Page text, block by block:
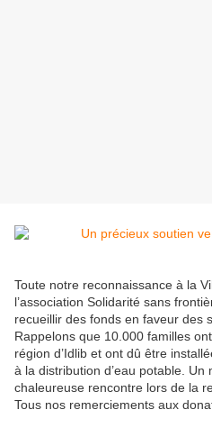
Toute notre reconnaissance à la
l’association Solidarité sans
recueillir des fonds en faveur des
Rappelons que 10.000 familles
région d’Idlib et ont dû être
à la distribution d’eau potable. Un
chaleureuse rencontre lors de la
Tous nos remerciements aux